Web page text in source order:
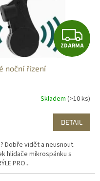
Z
D
R
M
A
ZDARMA
noční řízení
Skladem (>10 ks)
DETAIL
Dobře vidět a neusnout.
hlídače mikrospánku s
PRO...